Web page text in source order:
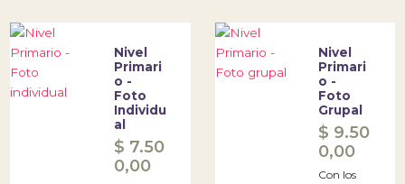
Nivel
Primari
O -
Foto
Individu
Al
$ 7.50
0,00
Nivel
Primari
O -
Foto
Grupal
$ 9.50
0,00
Con los